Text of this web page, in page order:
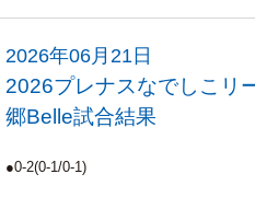
2026年06月21日
2026プレナスなでしこリ
郷Belle試合結果
●0-2(0-1/0-1)